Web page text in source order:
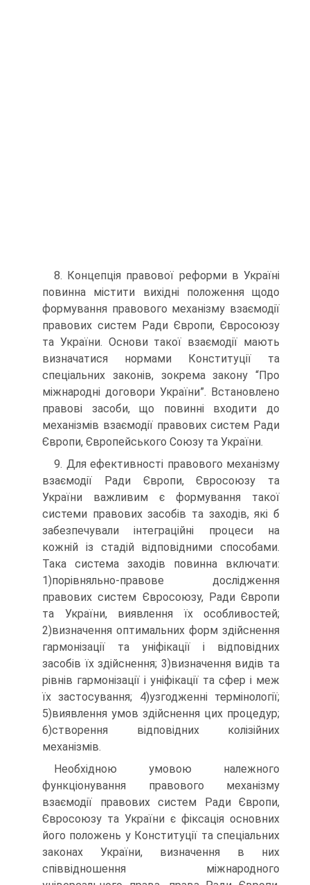
8. Концепція правової реформи в Україні
повинна містити вихідні положення щодо
формування правового механізму взаємодії
правових систем Ради Європи, Євросоюзу
та України. Основи такої взаємодії мають
визначатися нормами Конституції та
спеціальних законів, зокрема закону “Про
міжнародні договори України”. Встановлено
правові засоби, що повинні входити до
механізмів взаємодії правових систем Ради
Європи, Європейського Союзу та України.
9. Для ефективності правового механізму
взаємодії Ради Європи, Євросоюзу та
України важливим є формування такої
системи правових засобів та заходів, які б
забезпечували інтеграційні процеси на
кожній із стадій відповідними способами.
Така система заходів повинна включати:
1)порівняльно-правове дослідження
правових систем Євросоюзу, Ради Європи
та України, виявлення їх особливостей;
2)визначення оптимальних форм здійснення
гармонізації та уніфікації і відповідних
засобів їх здійснення; 3)визначення видів та
рівнів гармонізації і уніфікації та сфер і меж
їх застосування; 4)узгодженні термінології;
5)виявлення умов здійснення цих процедур;
6)створення відповідних колізійних
механізмів.
Необхідною умовою належного
функціонування правового механізму
взаємодії правових систем Ради Європи,
Євросоюзу та України є фіксація основних
його положень у Конституції та спеціальних
законах України, визначення в них
співвідношення міжнародного